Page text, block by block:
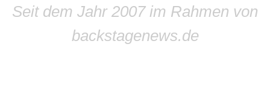
Seit dem Jahr 2007 im Rahmen von
backstagenews.de